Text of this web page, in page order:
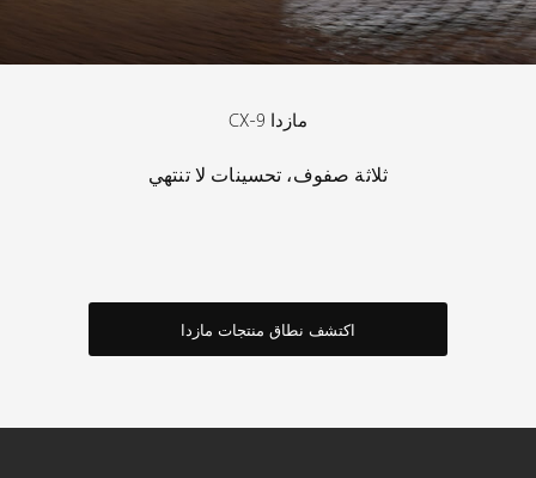
مازدا CX-9
ثلاثة صفوف، تحسينات لا تنتهي
اكتشف نطاق منتجات مازدا